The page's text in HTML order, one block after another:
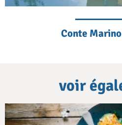
Conte
voir